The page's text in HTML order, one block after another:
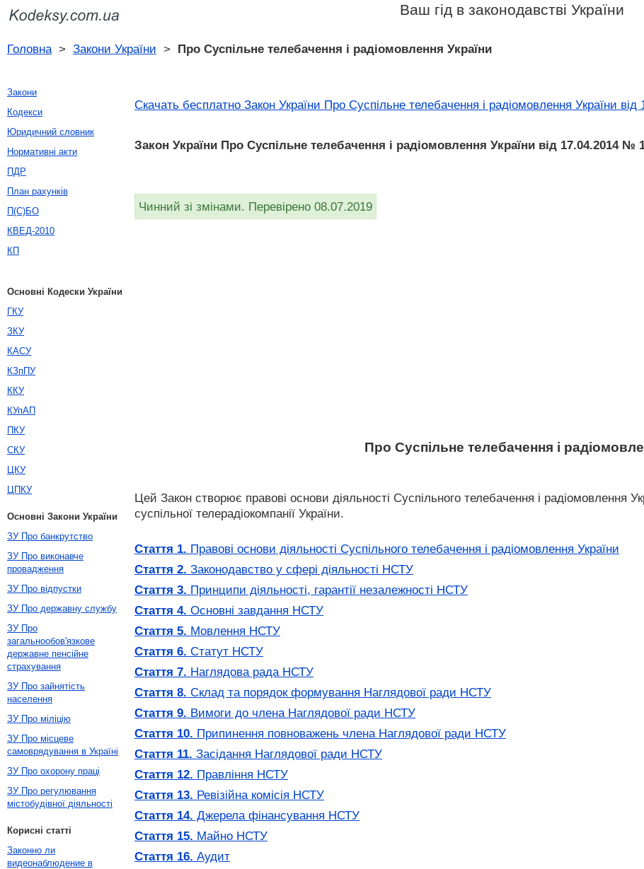
Ваш гід в законодавстві України
Головна> Закони України > Про Суспільне телебачення і радіомовлення України
Скачать бесплатно Закон України Про Суспільне телебачення і радіомовлення України
Закон України Про Суспільне телебачення і радіомовлення України від 17.04.2014 №
Чинний зі змінами. Перевірено 08.07.2019
Про Суспільне телебачення і
Цей Закон створює правові основи діяльності Суспільного телебачення і радіомовлення
суспільної телерадіокомпанії України.
Стаття 1. Правові основи діяльності Суспільного телебачення і радіомовлення України
Стаття 2. Законодавство у сфері діяльності НСТУ
Стаття 3. Принципи діяльності, гарантії незалежності НСТУ
Стаття 4. Основні завдання НСТУ
Стаття 5. Мовлення НСТУ
Стаття 6. Статут НСТУ
Стаття 7. Наглядова рада НСТУ
Стаття 8. Склад та порядок формування Наглядової ради НСТУ
Стаття 9. Вимоги до члена Наглядової ради НСТУ
Стаття 10. Припинення повноважень члена Наглядової ради НСТУ
Стаття 11. Засідання Наглядової ради НСТУ
Стаття 12. Правління НСТУ
Стаття 13. Ревізійна комісія НСТУ
Стаття 14. Джерела фінансування НСТУ
Стаття 15. Майно НСТУ
Стаття 16. Аудит
Закони
Кодекси
Юридичний словник
Нормативні акти
ПДР
План рахунків
П(С)БО
КВЕД-2010
КП
Основні Кодески України
ГКУ
ЗКУ
КАСУ
КЗпПУ
ККУ
КУпАП
ПКУ
СКУ
ЦКУ
ЦПКУ
Основні Закони України
ЗУ Про банкрутство
ЗУ Про виконавче
провадження
ЗУ Про відпустки
ЗУ Про державну службу
ЗУ Про
загальнообов'язкове
державне пенсійне
страхування
ЗУ Про зайнятість
населення
ЗУ Про міліцію
ЗУ Про місцеве
самоврядування в Україні
ЗУ Про охорону праці
ЗУ Про регулювання
містобудівної діяльності
Корисні статті
Законно ли
видеонаблюдение в